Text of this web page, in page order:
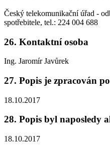
Český telekomunikační úřad -
spotřebitele, tel.: 224 004 688
26. Kontaktní osoba
Ing. Jaromír Javůrek
27. Popis je zpracován
18.10.2017
28. Popis byl naposledy
18.10.2017